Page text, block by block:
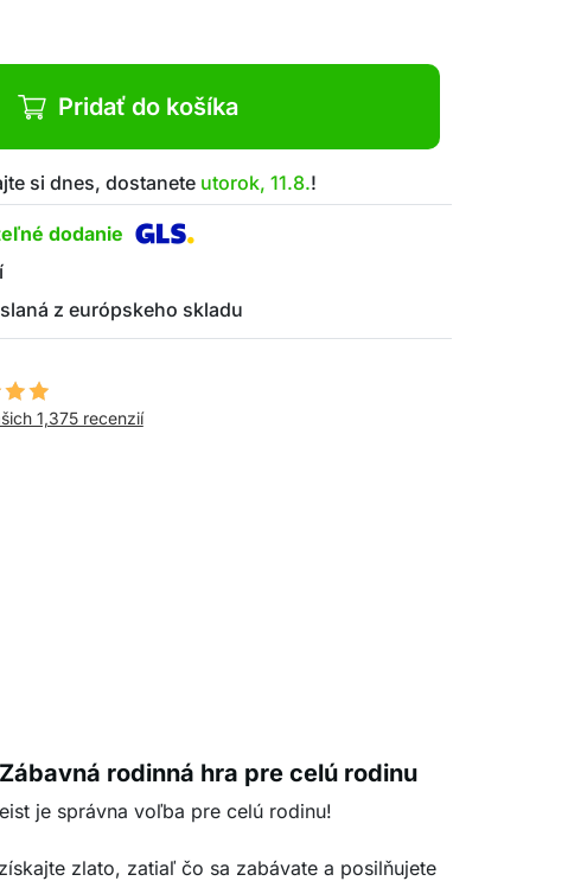
Pridať do košíka
si dnes, dostanete utorok, 11.8.!
dodanie
z európskeho skladu
1,375 recenzií
rodinná hra pre celú rodinu
je správna voľba pre celú rodinu!
zlato, zatiaľ čo sa zabávate a posilňujete